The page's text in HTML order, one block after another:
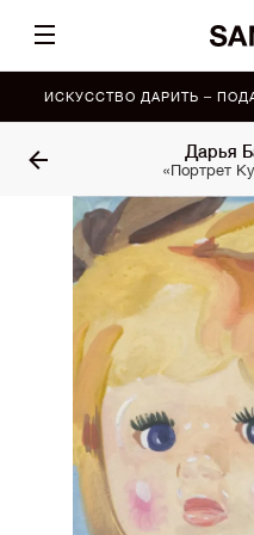
ИСКУССТВО ДАРИТЬ –
Дарья
«Портрет